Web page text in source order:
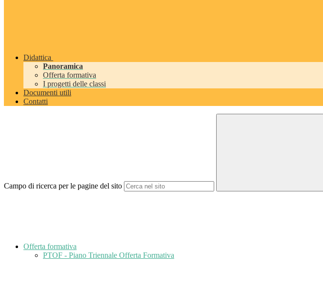
Didattica
Panoramica
Offerta formativa
I progetti delle classi
Documenti utili
Contatti
Campo di ricerca per le pagine del sito
Offerta formativa
PTOF - Piano Triennale Offerta Formativa